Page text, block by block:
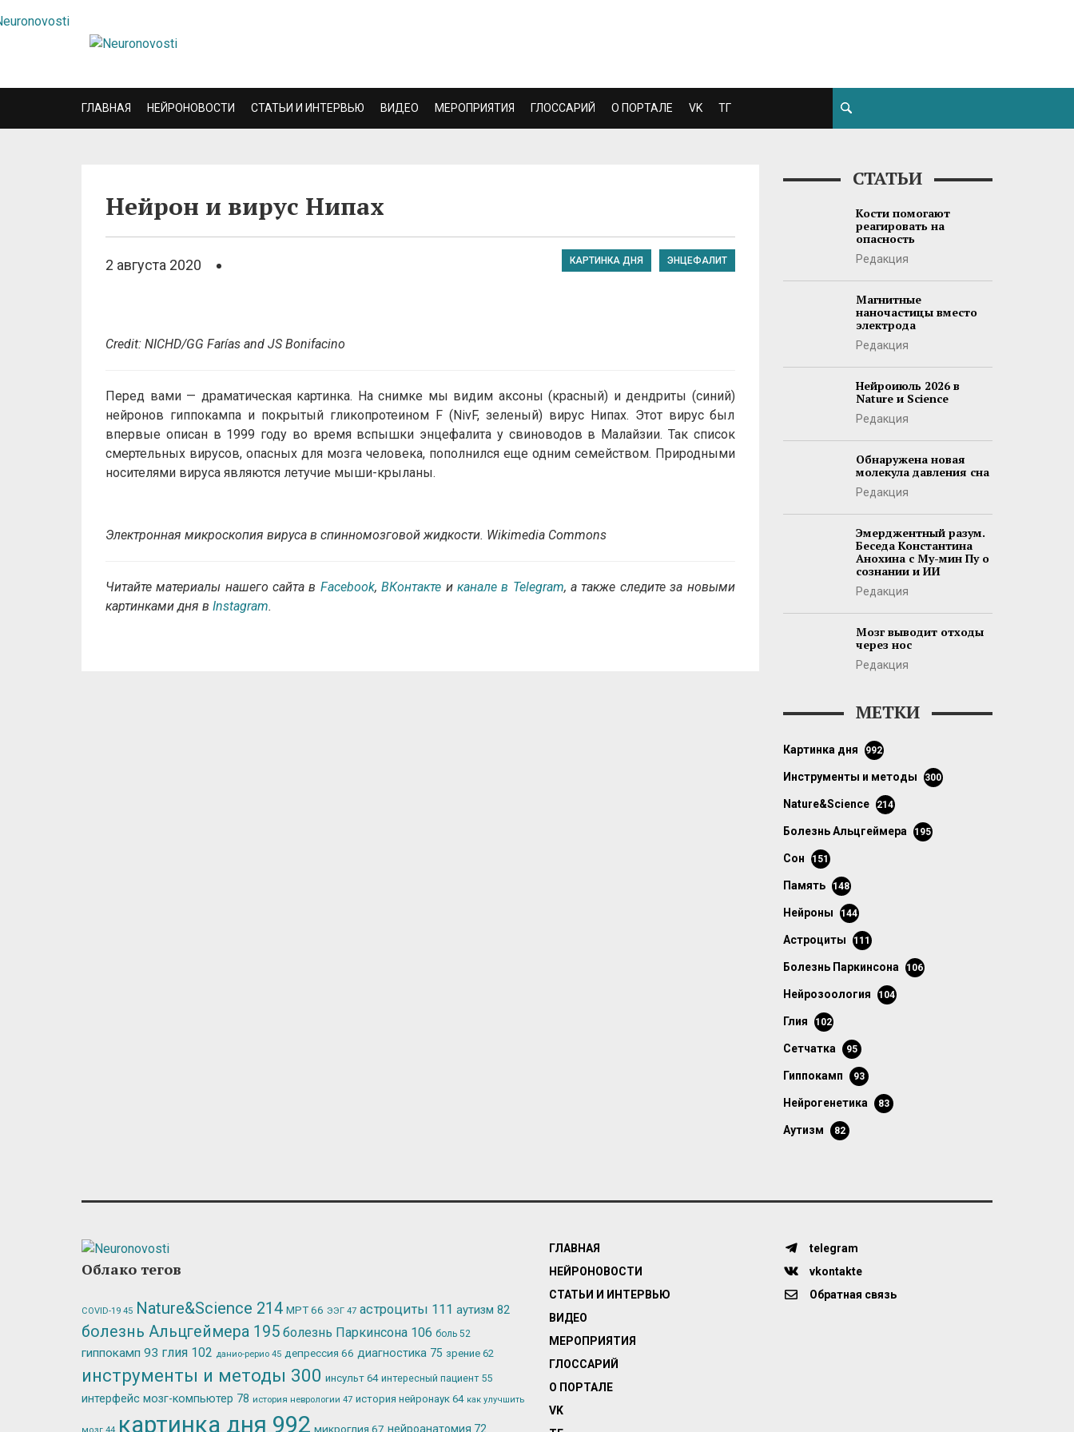
ГЛАВНАЯ НЕЙРОНОВОСТИ СТАТЬИ И ИНТЕРВЬЮ ВИДЕО МЕРОПРИЯТИЯ ГЛОССАРИЙ О ПОРТАЛЕ VK ТГ
Нейрон и вирус Нипах
2 августа 2020 КАРТИНКА ДНЯ ЭНЦЕФАЛИТ
Credit: NICHD/GG Farías and JS Bonifacino
Перед вами — драматическая картинка. На снимке мы видим аксоны (красный) и дендриты (синий)
нейронов гиппокампа и покрытый гликопротеином F (NivF, зеленый) вирус Нипах. Этот вирус был
впервые описан в 1999 году во время вспышки энцефалита у свиноводов в Малайзии. Так список
смертельных вирусов, опасных для мозга человека, пополнился еще одним семейством. Природными
носителями вируса являются летучие мыши-крыланы.
Электронная микроскопия вируса в спинномозговой жидкости. Wikimedia Commons
Читайте материалы нашего сайта в Facebook,ВКонтакте и канале в Telegram, а также следите за новыми
картинками дня в Instagram.
СТАТЬИ
Кости помогают
реагировать на
опасность
Редакция
Магнитные
наночастицы вместо
электрода
Редакция
Нейроиюль 2026 в
Nature и Science
Редакция
Обнаружена новая
молекула давления сна
Редакция
Эмерджентный разум.
Беседа Константина
Анохина с Му-мин Пу о
сознании и ИИ
Редакция
Мозг выводит отходы
через нос
Редакция
МЕТКИ
картинка дня 992
инструменты и методы 300
Nature&Science 214
болезнь Альцгеймера 195
сон 151
память 148
нейроны 144
астроциты 111
болезнь Паркинсона 106
нейрозоология 104
глия 102
сетчатка 95
гиппокамп 93
нейрогенетика 83
аутизм 82
Облако тегов
COVID-19 45 Nature&Science 214 МРТ66 ЭЭГ 47 астроциты 111 аутизм 82
болезнь Альцгеймера 195 болезнь Паркинсона 106 боль 52
гиппокамп 93 глия 102 данио-рерио 45 депрессия 66 диагностика 75 зрение 62
инструменты и методы 300 инсульт 64 интересный пациент 55
интерфейс мозг-компьютер 78 история неврологии 47 история нейронаук 64 как улучшить
мозг 44 картинка дня 992 микроглия 67 нейроанатомия 72
ГЛАВНАЯ
НЕЙРОНОВОСТИ
СТАТЬИ И ИНТЕРВЬЮ
ВИДЕО
МЕРОПРИЯТИЯ
ГЛОССАРИЙ
О ПОРТАЛЕ
VK
telegram
vkontakte
Обратная связь